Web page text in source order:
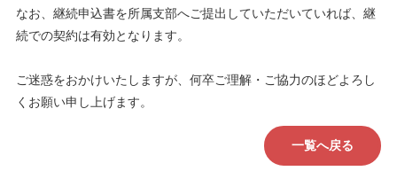
なお、継続申込書を所属支部へご提出していただいていれば、継
続での契約は有効となります。
ご迷惑をおかけいたしますが、何卒ご理解・ご協力のほどよろし
くお願い申し上げます。
一覧へ戻る